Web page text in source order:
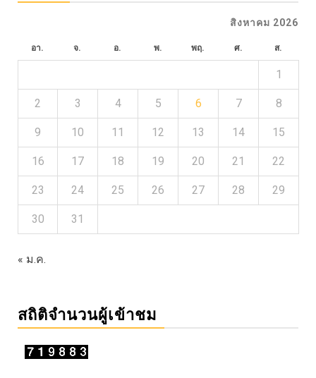
สิงหาคม 2026
อา. จ. อ. พ. พฤ. ศ. ส.
1
2 3 4 5 6 7 8
9 10 11 12 13 14 15
16 17 18 19 20 21 22
23 24 25 26 27 28 29
30 31
« ม.ค.
สถิติจำนวนผู้เข้าชม